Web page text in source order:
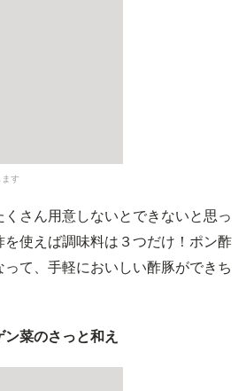
す
さん用意しないとできないと思っ
使えば調味料は３つだけ！ポン酢
て、手軽においしい酢豚ができち
菜のさっと和え